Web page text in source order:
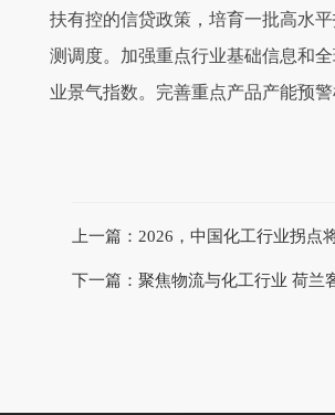
扶有控的信贷政策，培育一批高水
测调度。加强重点行业基础信息和
业景气指数。完善重点产品产能预
上一篇： 2026，中国化工行业拐点
下一篇： 聚焦物流与化工行业 荷兰